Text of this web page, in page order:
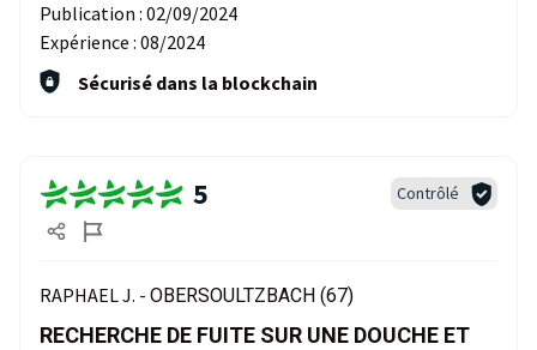
Publication : 02/09/2024
Expérience : 08/2024
Sécurisé dans la blockchain
5 Contrôlé
RAPHAEL J. - OBERSOULTZBACH (67)
RECHERCHE DE FUITE SUR UNE DOUCHE ET